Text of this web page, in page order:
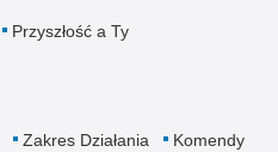
Przyszłość a Ty
Zakres Działania
Komendy